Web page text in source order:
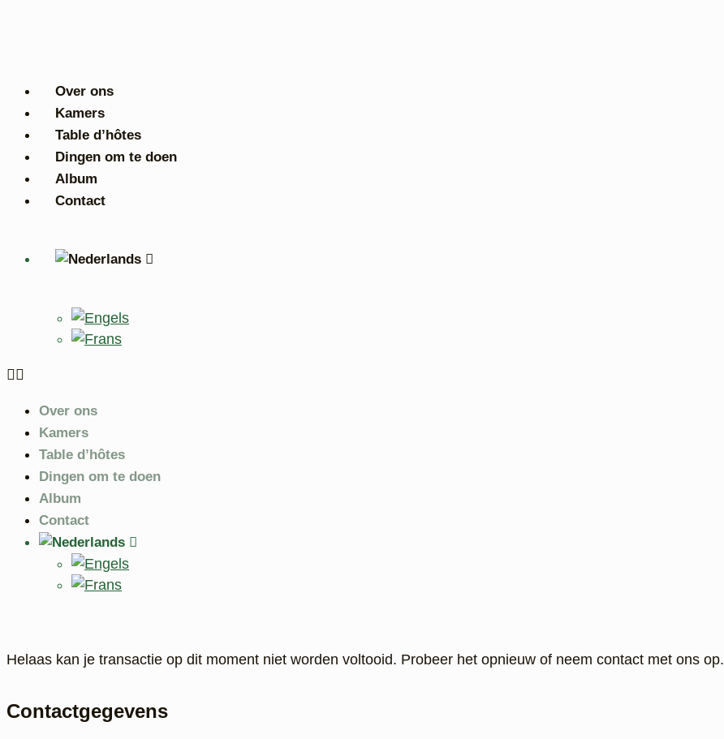
Over ons
Kamers
Table d’hôtes
Dingen om te doen
Album
Contact
Over ons
Kamers
Table d’hôtes
Dingen om te doen
Album
Contact
Helaas kan je transactie op dit moment niet worden voltooid. Probeer het opnieuw of neem contact met ons op.
Contactgegevens